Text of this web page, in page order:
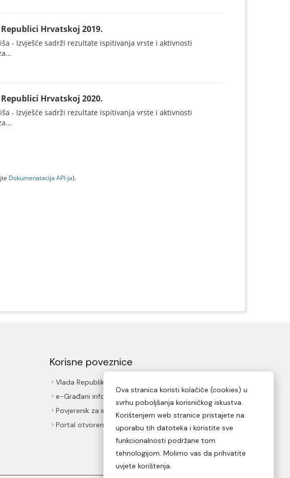
Hrvatskoj 2019.
- Izvješće sadrži rezultate ispitivanja vrste i aktivnosti
Hrvatskoj 2020.
- Izvješće sadrži rezultate ispitivanja vrste i aktivnosti
Dokumenаtаcijа API-jа).